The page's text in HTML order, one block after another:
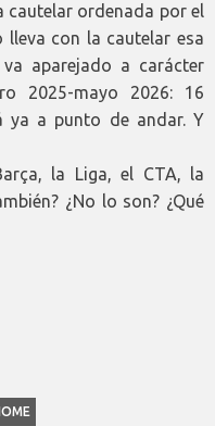
cautelar ordenada por el
lleva con la cautelar esa
aparejado a carácter
2025-mayo 2026: 16
ya a punto de andar. Y
la Liga, el CTA, la
¿No lo son? ¿Qué